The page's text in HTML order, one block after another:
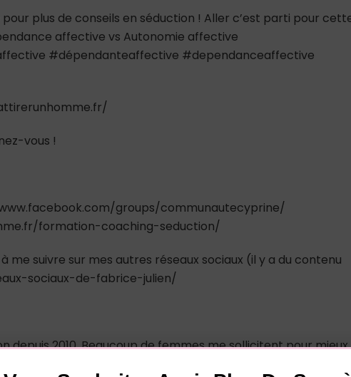
plus de conseils en séduction ! Aller c’est parti pour
affective vs Autonomie affective
#dépendanteaffective #dependanceaffective
vous !
groups/communautecyprine/
formation-coaching-seduction/
me suivre sur mes autres réseaux sociaux (il y a du contenu
sociaux-de-fabrice-julien/
depuis 2010. Beaucoup de femmes me sollicitent pour mieux
masculine. Mon franc-parler les aide beaucoup à mieux